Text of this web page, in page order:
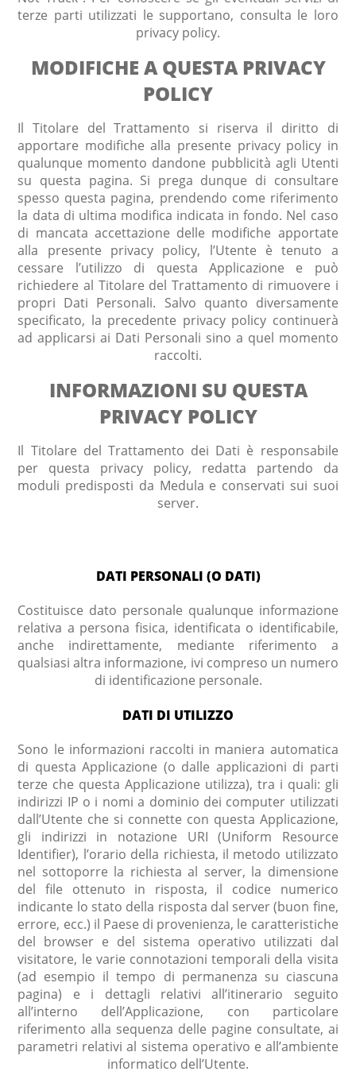
terze parti utilizzati le supportano, consulta le loro
privacy policy.
MODIFICHE A QUESTA PRIVACY
POLICY
Il Titolare del Trattamento si riserva il diritto di
apportare modifiche alla presente privacy policy in
qualunque momento dandone pubblicità agli Utenti
su questa pagina. Si prega dunque di consultare
spesso questa pagina, prendendo come riferimento
la data di ultima modifica indicata in fondo. Nel caso
di mancata accettazione delle modifiche apportate
alla presente privacy policy, l’Utente è tenuto a
cessare l’utilizzo di questa Applicazione e può
richiedere al Titolare del Trattamento di rimuovere i
propri Dati Personali. Salvo quanto diversamente
specificato, la precedente privacy policy continuerà
ad applicarsi ai Dati Personali sino a quel momento
raccolti.
INFORMAZIONI SU QUESTA
PRIVACY POLICY
Il Titolare del Trattamento dei Dati è responsabile
per questa privacy policy, redatta partendo da
moduli predisposti da Medula e conservati sui suoi
server.
DATI PERSONALI (O DATI)
Costituisce dato personale qualunque informazione
relativa a persona fisica, identificata o identificabile,
anche indirettamente, mediante riferimento a
qualsiasi altra informazione, ivi compreso un numero
di identificazione personale.
DATI DI UTILIZZO
Sono le informazioni raccolti in maniera automatica
di questa Applicazione (o dalle applicazioni di parti
terze che questa Applicazione utilizza), tra i quali: gli
indirizzi IP o i nomi a dominio dei computer utilizzati
dall’Utente che si connette con questa Applicazione,
gli indirizzi in notazione URI (Uniform Resource
Identifier), l’orario della richiesta, il metodo utilizzato
nel sottoporre la richiesta al server, la dimensione
del file ottenuto in risposta, il codice numerico
indicante lo stato della risposta dal server (buon fine,
errore, ecc.) il Paese di provenienza, le caratteristiche
del browser e del sistema operativo utilizzati dal
visitatore, le varie connotazioni temporali della visita
(ad esempio il tempo di permanenza su ciascuna
pagina) e i dettagli relativi all’itinerario seguito
all’interno dell’Applicazione, con particolare
riferimento alla sequenza delle pagine consultate, ai
parametri relativi al sistema operativo e all’ambiente
informatico dell’Utente.